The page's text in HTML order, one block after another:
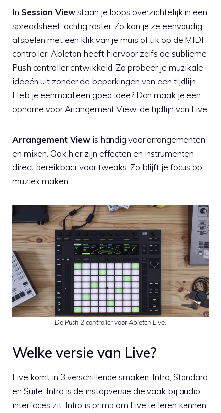
In Session Viewstaan je loops overzichtelijk in een
spreadsheet-achtig raster. Zo kan je ze eenvoudig
afspelen met een klik van je muis of tik op de MIDI
controller. Ableton heeft hiervoor zelfs de sublieme
Push controller ontwikkeld. Zo probeer je muzikale
ideeën uit zonder de beperkingen van een tijdlijn.
Heb je eenmaal een goed idee? Dan maak je een
opname voor Arrangement View, de tijdlijn van Live.
Arrangement View is handig voor arrangementen
en mixen. Ook hier zijn effecten en instrumenten
direct bereikbaar voor tweaks. Zo blijft je focus op
muziek maken.
De Push 2 controller voor Ableton Live.
Welke versie van Live?
Live komt in 3 verschillende smaken: Intro, Standard
en Suite. Intro is de instapversie die vaak bij audio-
interfaces zit. Intro is prima om Live te leren kennen